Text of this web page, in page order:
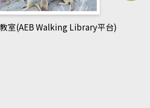
網管人(kono平台)